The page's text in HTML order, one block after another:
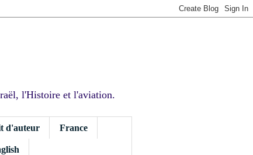
l'Histoire et l'aviation.
d'auteur France